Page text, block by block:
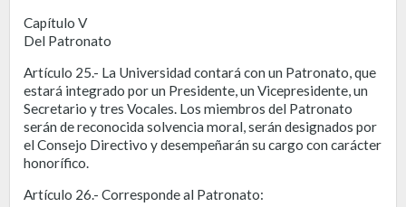
Capítulo V
Del Patronato
Artículo 25.- La Universidad contará con un Patronato, que
estará integrado por un Presidente, un Vicepresidente, un
Secretario y tres Vocales. Los miembros del Patronato
serán de reconocida solvencia moral, serán designados por
el Consejo Directivo y desempeñarán su cargo con carácter
honorífico.
Artículo 26.- Corresponde al Patronato: